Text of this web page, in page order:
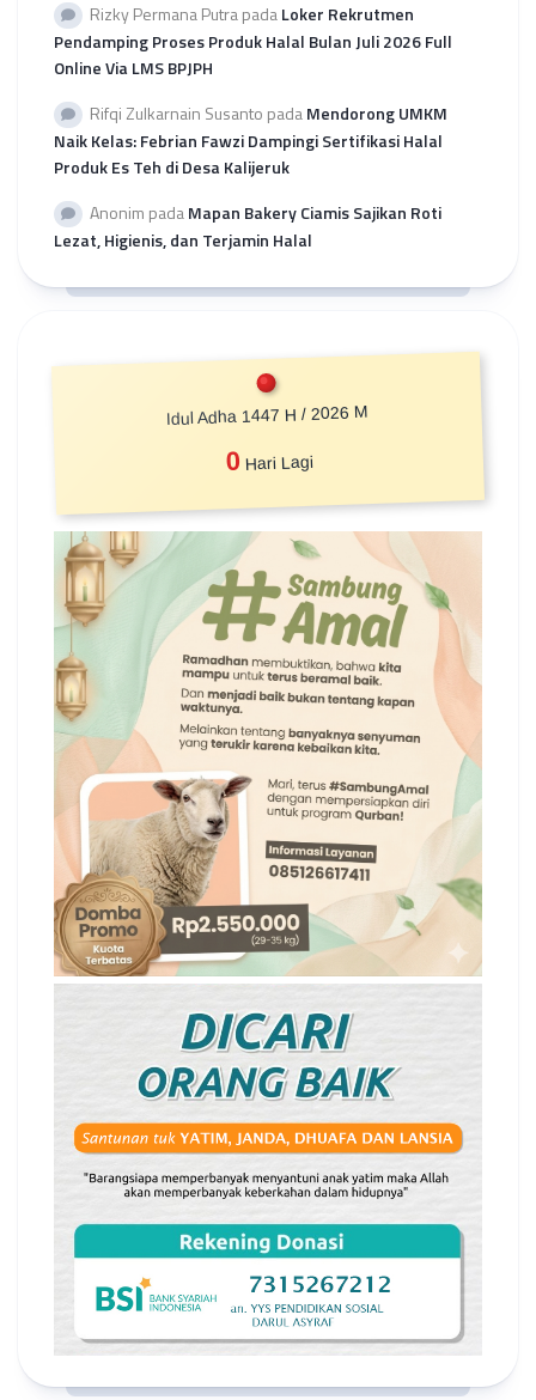
Rizky Permana PutrapadaLoker Rekrutmen
Pendamping Proses Produk Halal Bulan Juli 2026 Full
Online Via LMS BPJPH
Rifqi Zulkarnain Susanto padaMendorong UMKM
Naik Kelas: Febrian Fawzi Dampingi Sertifikasi Halal
Produk Es Teh di Desa Kalijeruk
Anonim padaMapan Bakery Ciamis Sajikan Roti
Lezat, Higienis, dan Terjamin Halal
Idul Adha 1447 H / 2026 M
0 Hari Lagi